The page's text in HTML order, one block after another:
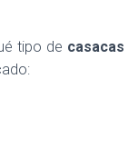
tipo de casacas